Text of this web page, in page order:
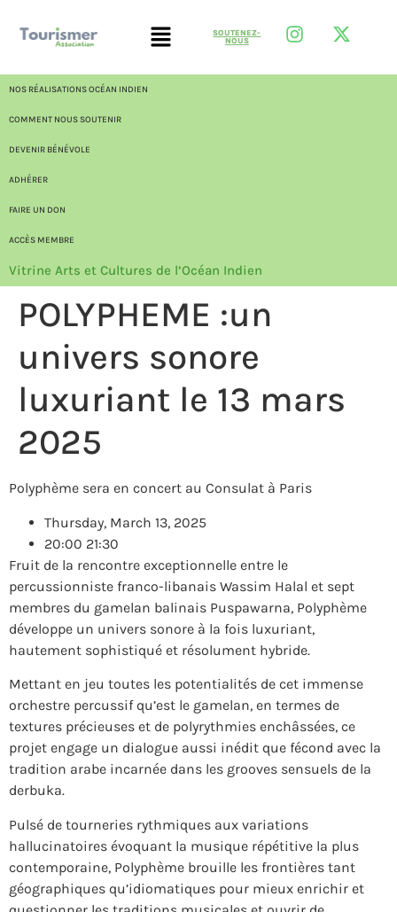
SOUTENEZ-
NOUS
NOS RÉALISATIONS OCÉAN INDIEN
COMMENT NOUS SOUTENIR
DEVENIR BÉNÉVOLE
ADHÉRER
FAIRE UN DON
ACCÈS MEMBRE
Vitrine Arts et Cultures de l’Océan Indien
POLYPHEME :un
univers sonore
luxuriant le 13 mars
2025
Polyphème sera en concert au Consulat à Paris
Thursday, March 13, 2025
20:00 21:30
Fruit de la rencontre exceptionnelle entre le
percussionniste franco-libanais Wassim Halal et sept
membres du gamelan balinais Puspawarna, Polyphème
développe un univers sonore à la fois luxuriant,
hautement sophistiqué et résolument hybride.
Mettant en jeu toutes les potentialités de cet immense
orchestre percussif qu’est le gamelan, en termes de
textures précieuses et de polyrythmies enchâssées, ce
projet engage un dialogue aussi inédit que fécond avec la
tradition arabe incarnée dans les grooves sensuels de la
derbuka.
Pulsé de tourneries rythmiques aux variations
hallucinatoires évoquant la musique répétitive la plus
contemporaine, Polyphème brouille les frontières tant
géographiques qu’idiomatiques pour mieux enrichir et